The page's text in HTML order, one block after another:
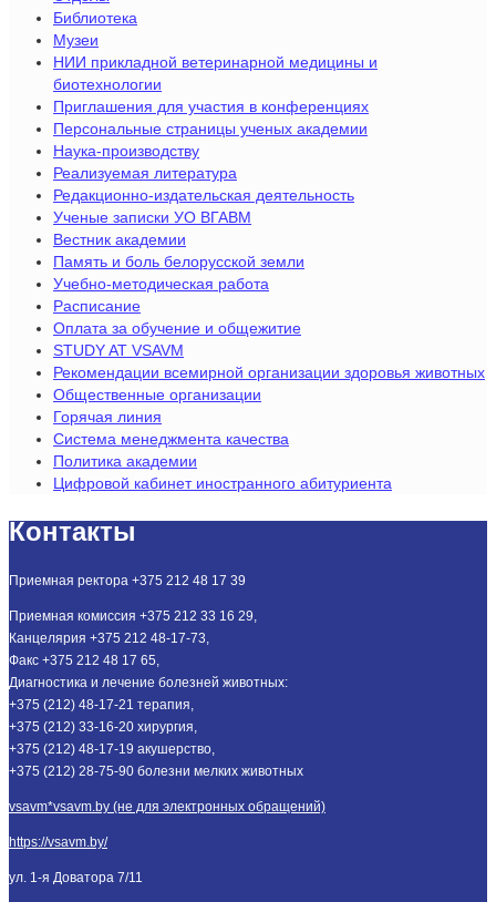
Библиотека
Музеи
НИИ прикладной ветеринарной медицины и
биотехнологии
Приглашения для участия в конференциях
Персональные страницы ученых академии
Наука-производству
Реализуемая литература
Редакционно-издательская деятельность
Ученые записки УО ВГАВМ
Вестник академии
Память и боль белорусской земли
Учебно-методическая работа
Расписание
Оплата за обучение и общежитие
STUDY AT VSAVM
Рекомендации всемирной организации здоровья животных
Общественные организации
Горячая линия
Система менеджмента качества
Политика академии
Цифровой кабинет иностранного абитуриента
Контакты
Приемная ректора +375 212 48 17 39
Приемная комиссия +375 212 33 16 29,
Канцелярия +375 212 48-17-73,
Факс +375 212 48 17 65,
Диагностика и лечение болезней животных:
+375 (212) 48-17-21 терапия,
+375 (212) 33-16-20 хирургия,
+375 (212) 48-17-19 акушерство,
+375 (212) 28-75-90 болезни мелких животных
vsavm*vsavm.by (не для электронных обращений)
https://vsavm.by/
ул. 1-я Доватора 7/11